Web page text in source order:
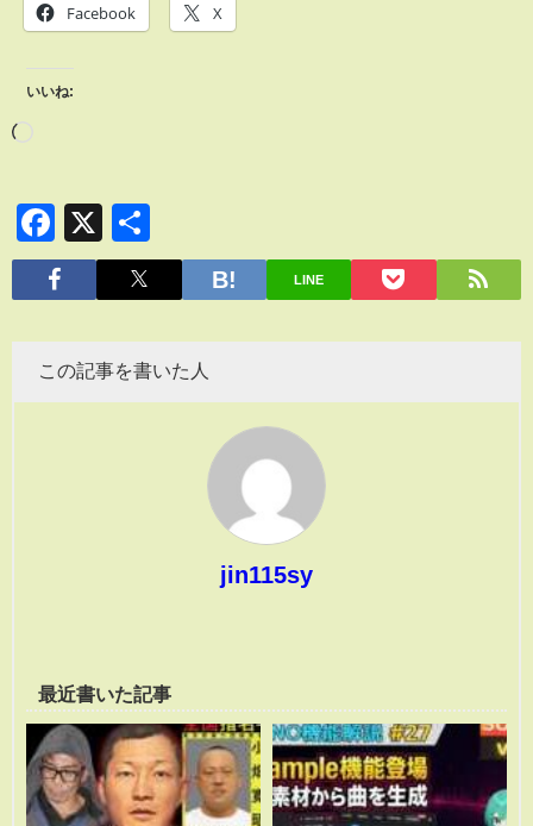
Facebook X
いいね:
Facebook
X
有
LINE
この記事を書いた人
jin115sy
最近書いた記事